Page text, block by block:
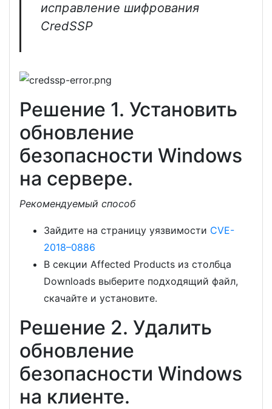
исправление шифрования
CredSSP
Решение 1. Установить
обновление
безопасности Windows
на сервере.
Рекомендуемый способ
Зайдите на страницу уязвимости CVE-
2018–0886
В секции Affected Products из столбца
Downloads выберите подходящий файл,
скачайте и установите.
Решение 2. Удалить
обновление
безопасности Windows
на клиенте.